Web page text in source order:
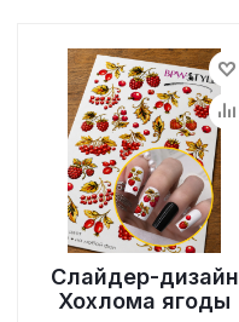
Слайдер-дизайн
Хохлома ягоды